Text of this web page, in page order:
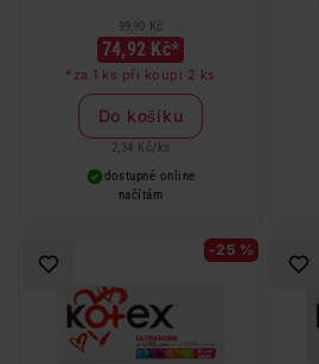
99,90 Kč
74,92 Kč*
*za 1 ks při koupi 2 ks
Do košíku
2,34 Kč/ ks
dostupné online
načítám
-25 %